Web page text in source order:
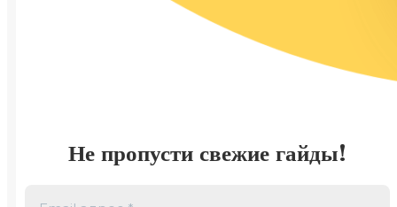
Не пропусти свежие гайды!